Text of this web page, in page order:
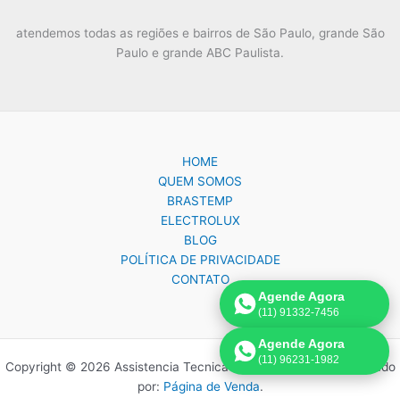
atendemos todas as regiões e bairros de São Paulo, grande São
Paulo e grande ABC Paulista.
HOME
QUEM SOMOS
BRASTEMP
ELECTROLUX
BLOG
POLÍTICA DE PRIVACIDADE
CONTATO
Copyright © 2026 Assistencia Tecnica Brastemp Electrolux | Criado
por: Página de Venda.
Agende Agora
(11) 91332-7456
Agende Agora
(11) 96231-1982